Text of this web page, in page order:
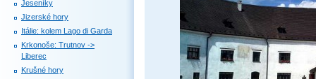
Jeseníky
Jizerské hory
Itálie: kolem Lago di Garda
Krkonoše: Trutnov ->
Liberec
Krušné hory